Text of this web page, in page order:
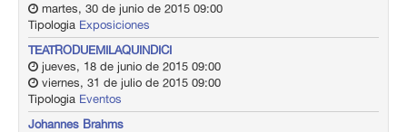
martes, 30 de junio de 2015 09:00
Tipologia Exposiciones
TEATRODUEMILAQUINDICI
jueves, 18 de junio de 2015 09:00
viernes, 31 de julio de 2015 09:00
Tipologia Eventos
Johannes Brahms